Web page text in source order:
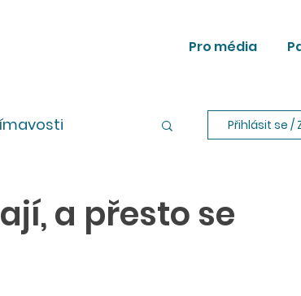
Pro média
Přihlásit se
a přesto se